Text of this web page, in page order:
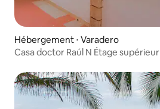
Hébergement ⋅ Varadero
Casa doctor Raúl N Étage supérieur